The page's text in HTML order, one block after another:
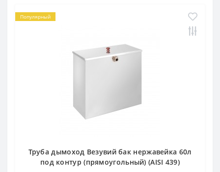
Популярный
Труба дымоход Везувий бак нержавейка 60л
под контур (прямоугольный) (AISI 439)